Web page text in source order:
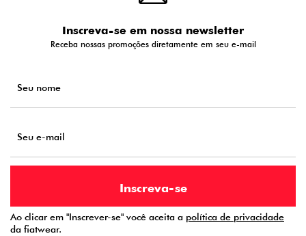
Inscreva-se em nossa newsletter
Receba nossas promoções diretamente em seu e-mail
Ao clicar em "Inscrever-se" você aceita a política de privacidade
da fiatwear.